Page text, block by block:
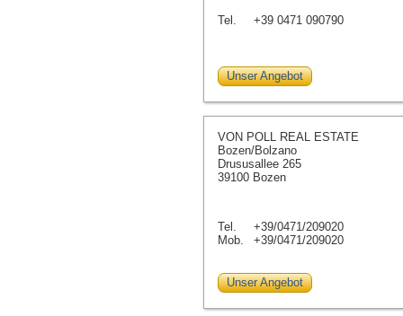
Tel. +39 0471 090790
Unser Angebot
VON POLL REAL ESTATE
Bozen/Bolzano
Drususallee 265
39100 Bozen
Tel.
+39/0471/209020
Mob.
+39/0471/209020
Unser Angebot